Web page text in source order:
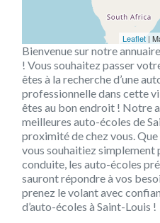
Leaflet |
Bienvenue sur notre
! Vous souhaitez passer
êtes à la recherche d’une
professionnelle dans cette
êtes au bon endroit ! Notre
meilleures auto-écoles de
proximité de chez vous.
vous souhaitiez
conduite, les auto-écoles
sauront répondre à vos
prenez le volant avec
d’auto-écoles à Saint-Louis !